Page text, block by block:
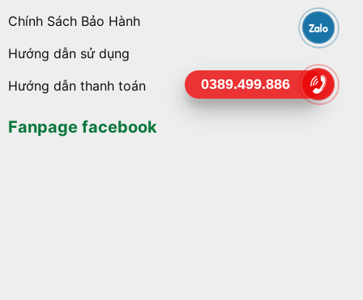
Chính Sách Bảo Hành
Hướng dẫn sử dụng
Hướng dẫn thanh toán
Fanpage facebook
0389.499.886